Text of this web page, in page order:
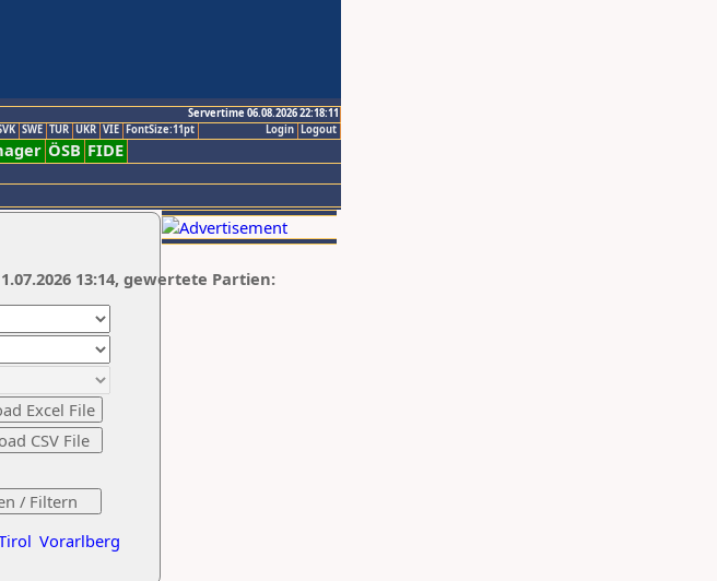
Servertime 06.08.2026 22:18:11
Logout
Login
SWE TUR UKR VIE FontSize:11pt
ÖSB FIDE
Vorarlberg
13:14, gewertete Partien: